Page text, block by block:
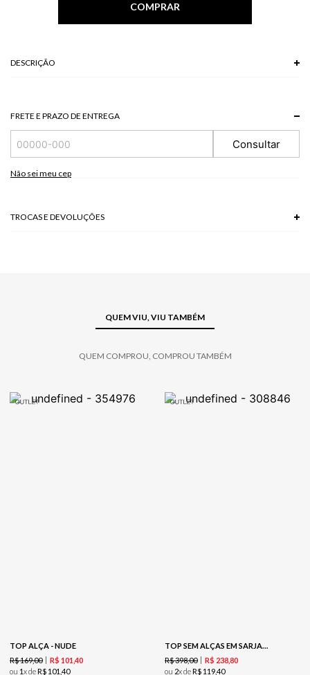
COMPRAR
DESCRIÇÃO
60 % ALGODAO + 40 % POLIESTER
FRETE E PRAZO DE ENTREGA
Consultar
Não sei meu cep
TROCAS E DEVOLUÇÕES
QUEM VIU, VIU TAMBÉM
QUEM COMPROU, COMPROU TAMBÉM
TOP ALÇA - NUDE
R$169,00 R$ 101 40
ou 1x deR$ 101 40
TOP SEM ALÇAS EM SARJA COM TERMOCOLANTE - PRETO
R$398,00 R$ 23880
ou 2x deR$ 11940